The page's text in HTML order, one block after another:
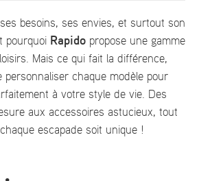
besoins, ses envies, et surtout son
pourquoi Rapido propose une gamme
Mais ce qui fait la différence,
personnaliser chaque modèle pour
à votre style de vie. Des
aux accessoires astucieux, tout
escapade soit unique !